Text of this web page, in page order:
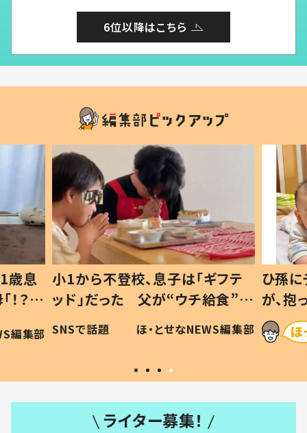
6位以降はこちら
歳息
？」
編集部
小1から不登校、息子は「ギフテ
ッド」だった 父が“ウチ給食”を
作り続ける理由とは #令和の親
#令和の子
SNSで話題 ほ・とせなNEWS編集部
ひ孫
が、
「涙が
い」
ライター募集！